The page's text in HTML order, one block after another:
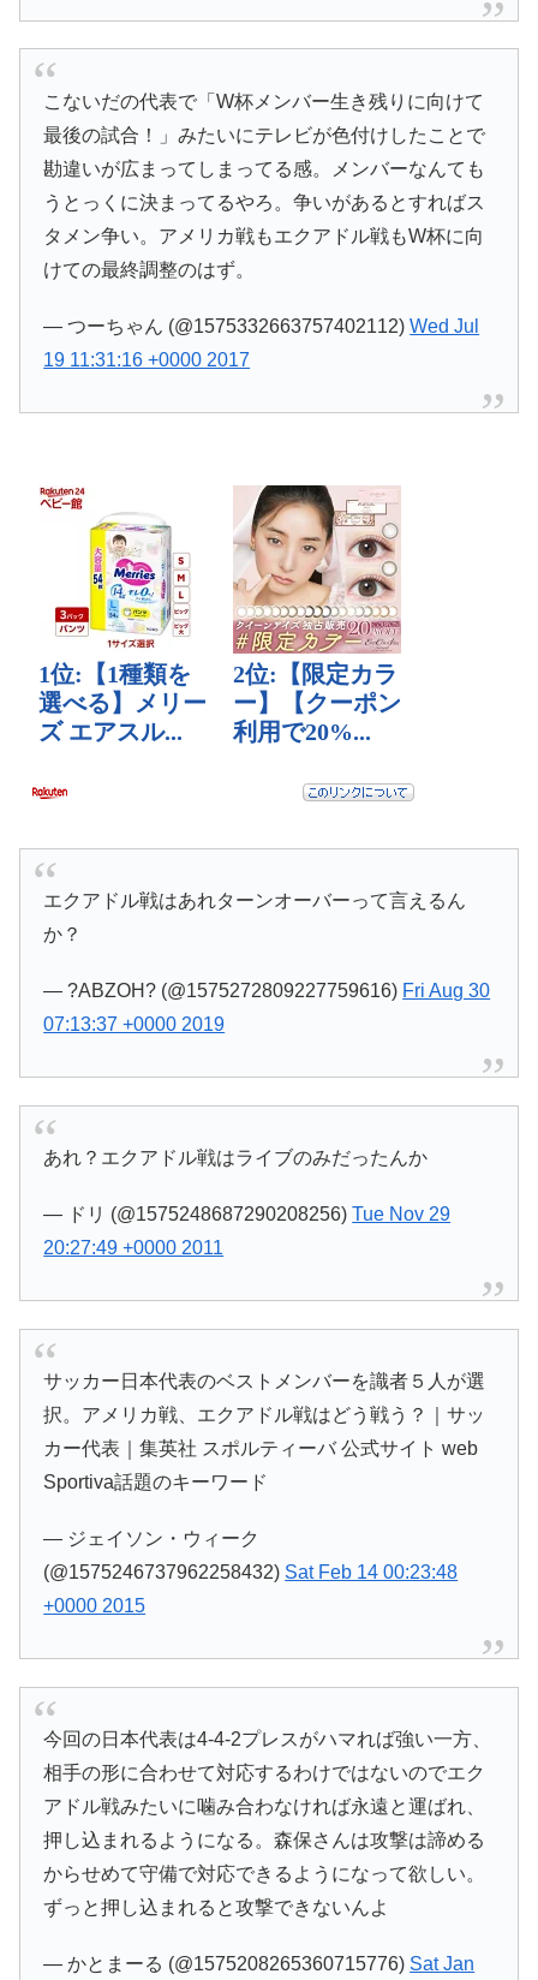
こないだの代表で「W杯メンバー生き残りに向けて
最後の試合！」みたいにテレビが色付けしたことで
勘違いが広まってしまってる感。メンバーなんても
うとっくに決まってるやろ。争いがあるとすればス
タメン争い。アメリカ戦もエクアドル戦もW杯に向
けての最終調整のはず。
— つーちゃん (@1575332663757402112)Wed Jul
19 11:31:16 +0000 2017
エクアドル戦はあれターンオーバーって言えるん
か？
— ?ABZOH? (@1575272809227759616) Fri Aug 30
07:13:37 +0000 2019
あれ？エクアドル戦はライブのみだったんか
— ドリ (@1575248687290208256)Tue Nov 29
20:27:49 +0000 2011
サッカー日本代表のベストメンバーを識者５人が選
択。アメリカ戦、エクアドル戦はどう戦う？｜サッ
カー代表｜集英社 スポルティーバ 公式サイト web
Sportiva話題のキーワード
— ジェイソン・ウィーク
(@1575246737962258432) Sat Feb 14 00:23:48
+0000 2015
今回の日本代表は4-4-2プレスがハマれば強い一方、
相手の形に合わせて対応するわけではないのでエク
アドル戦みたいに噛み合わなければ永遠と運ばれ、
押し込まれるようになる。森保さんは攻撃は諦める
からせめて守備で対応できるようになって欲しい。
ずっと押し込まれると攻撃できないんよ
— かとまーる (@1575208265360715776) Sat Jan